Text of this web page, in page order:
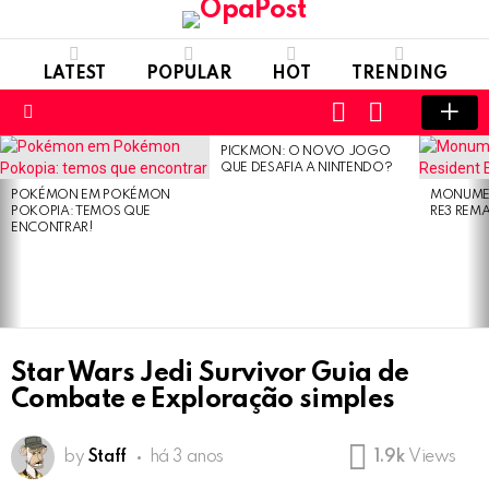
LATEST POPULAR HOT TRENDING
SWITCH
SKIN
LOGIN
LATEST
STORIES
POKÉMON EM POKÉMON
POKOPIA: TEMOS QUE
ENCONTRAR!
PICKMON: O NOVO JOGO
QUE DESAFIA A NINTENDO?
RE3
Star Wars Jedi Survivor Guia de
Combate e Exploração simples
by Staff há 3 anos 1.9k Views